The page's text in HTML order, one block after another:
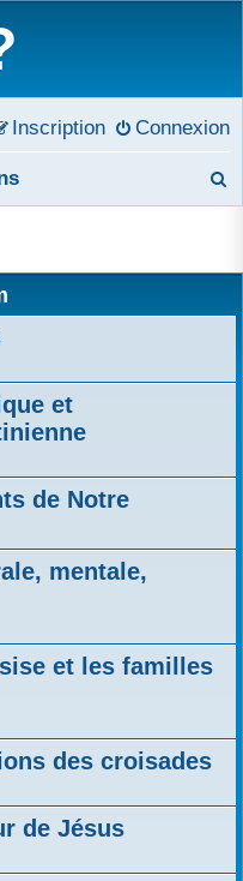
Connexion
Inscription
h
et
de Notre
mentale,
et les familles
des croisades
de Jésus